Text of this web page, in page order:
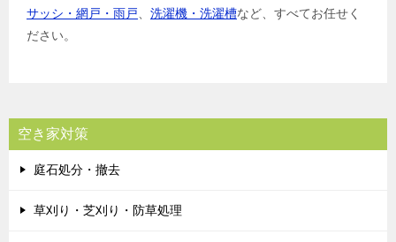
サッシ・網戸・雨戸、 洗濯機・洗濯槽など、すべてお任せく
ださい。
空き家対策
庭石処分・撤去
草刈り・芝刈り・防草処理